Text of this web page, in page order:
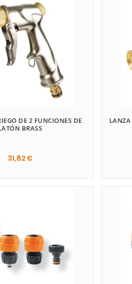
DE 2 FUNCIONES DE
BRASS
31,82 €
LANZA
Esc